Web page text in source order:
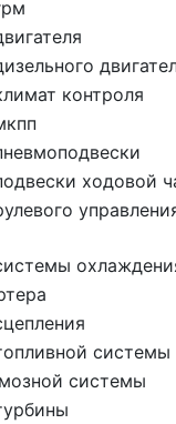
контроля
ходовой
системы
системы